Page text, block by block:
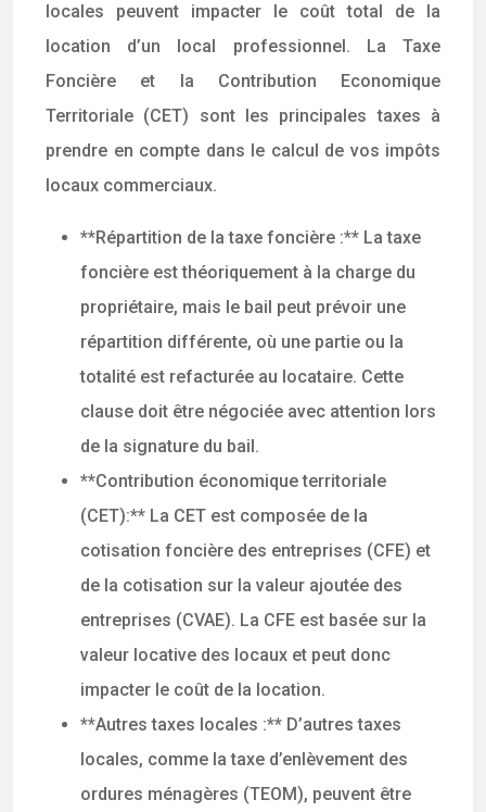
locales peuvent impacter le coût total de la
location d’un local professionnel. La Taxe
Foncière et la Contribution Economique
Territoriale (CET) sont les principales taxes à
prendre en compte dans le calcul de vos impôts
locaux commerciaux.
**Répartition de la taxe foncière :** La taxe
foncière est théoriquement à la charge du
propriétaire, mais le bail peut prévoir une
répartition différente, où une partie ou la
totalité est refacturée au locataire. Cette
clause doit être négociée avec attention lors
de la signature du bail.
**Contribution économique territoriale
(CET):** La CET est composée de la
cotisation foncière des entreprises (CFE) et
de la cotisation sur la valeur ajoutée des
entreprises (CVAE). La CFE est basée sur la
valeur locative des locaux et peut donc
impacter le coût de la location.
**Autres taxes locales :** D’autres taxes
locales, comme la taxe d’enlèvement des
ordures ménagères (TEOM), peuvent être